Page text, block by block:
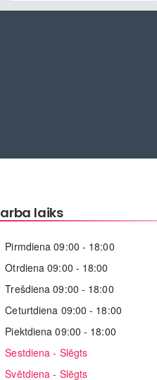
laiks
Pirmdiena 09:00 - 18:00
Otrdiena 09:00 - 18:00
Trešdiena 09:00 - 18:00
Ceturtdiena 09:00 - 18:00
Piektdiena 09:00 - 18:00
Sestdiena - Slēgts
Svētdiena - Slēgts